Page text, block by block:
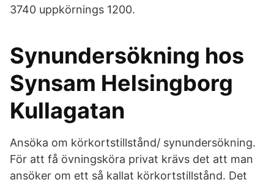
3740 uppkörnings 1200.
Synundersökning hos
Synsam Helsingborg
Kullagatan
Ansöka om körkortstillstånd/ synundersökning.
För att få övningsköra privat krävs det att man
ansöker om ett så kallat körkortstillstånd. Det